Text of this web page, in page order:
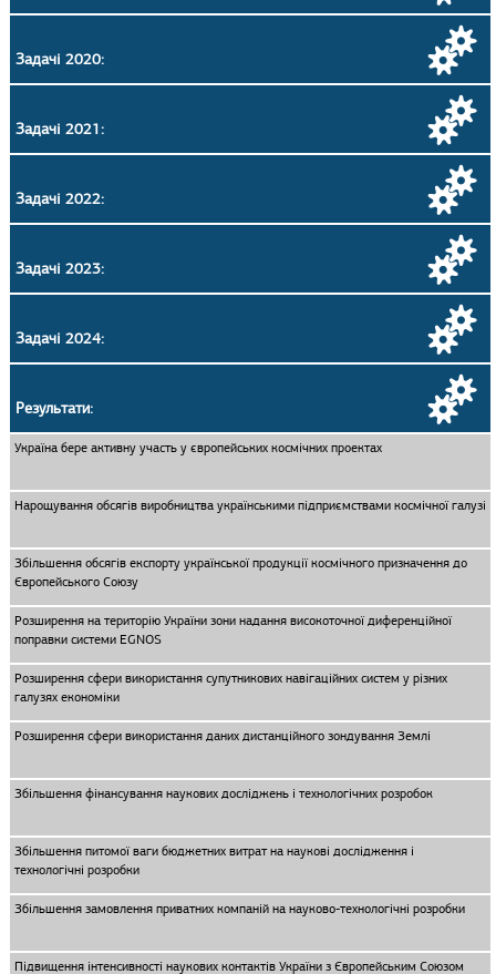
Задачі 2020:
Задачі 2021:
Задачі 2022:
Задачі 2023:
Задачі 2024:
Результати:
Україна бере активну участь у європейських космічних проектах
Нарощування обсягів виробництва українськими підприємствами космічної галузі
Збільшення обсягів експорту української продукції космічного призначення до
Європейського Союзу
Розширення на територію України зони надання високоточної диференційної
поправки системи EGNOS
Розширення сфери використання супутникових навігаційних систем у різних
галузях економіки
Розширення сфери використання даних дистанційного зондування Землі
Збільшення фінансування наукових досліджень і технологічних розробок
Збільшення питомої ваги бюджетних витрат на наукові дослідження і
технологічні розробки
Збільшення замовлення приватних компаній на науково-технологічні розробки
Підвищення інтенсивності наукових контактів України з Європейським Союзом